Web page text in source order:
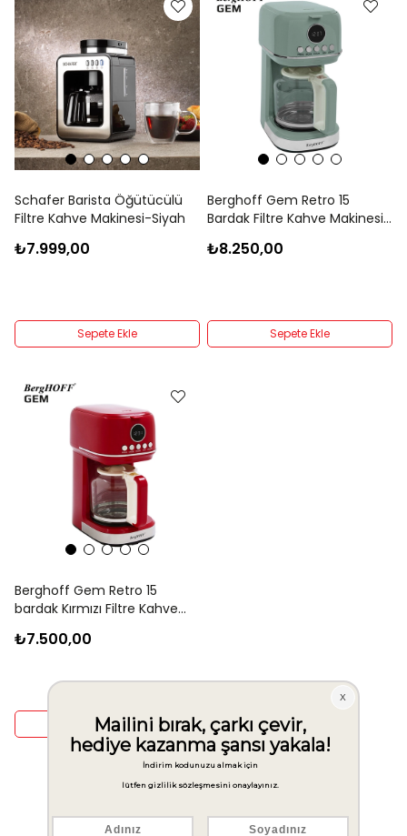
Schafer Barista Öğütücülü
Filtre Kahve Makinesi-Siyah
₺7.999,00
Sepete Ekle
Berghoff Gem Retro 15
Bardak Filtre Kahve Makinesi-
₺8.250,00
Sepete Ekle
Berghoff Gem Retro 15
bardak Kırmızı Filtre Kahve
₺7.500,00
Sepete Ekle